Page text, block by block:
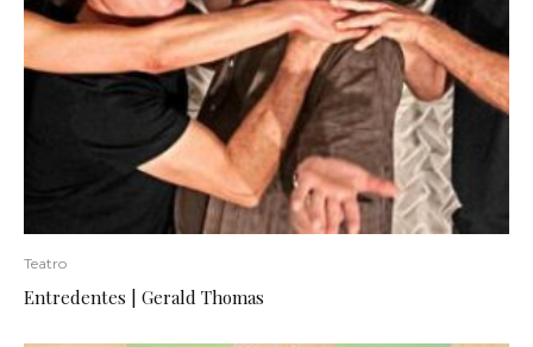
Teatro
Entredentes | Gerald Thomas